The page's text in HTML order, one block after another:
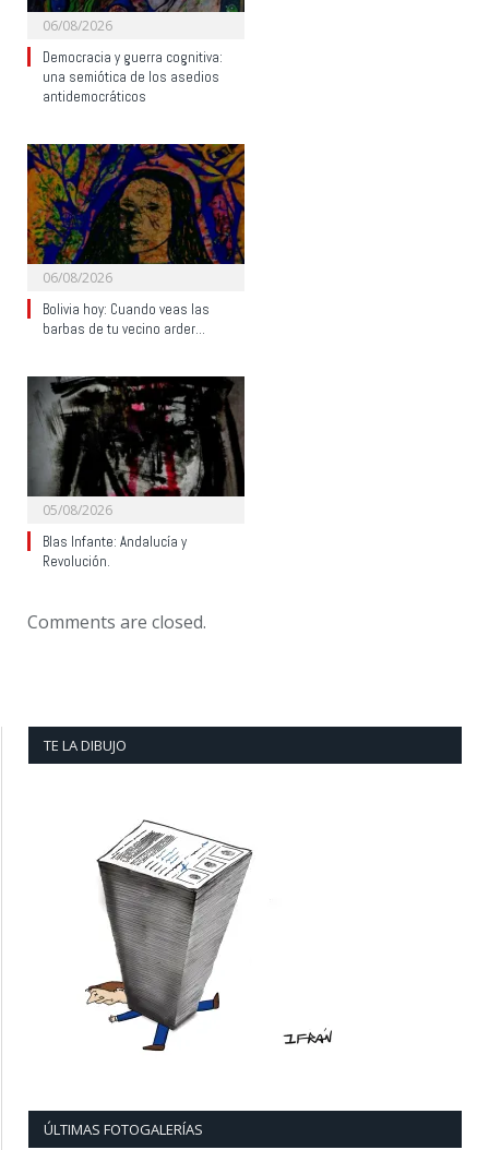
06/08/2026
Democracia y guerra cognitiva:
una semiótica de los asedios
antidemocráticos
06/08/2026
Bolivia hoy: Cuando veas las
barbas de tu vecino arder…
05/08/2026
Blas Infante: Andalucía y
Revolución.
Comments are closed.
TE LA DIBUJO
ÚLTIMAS FOTOGALERÍAS